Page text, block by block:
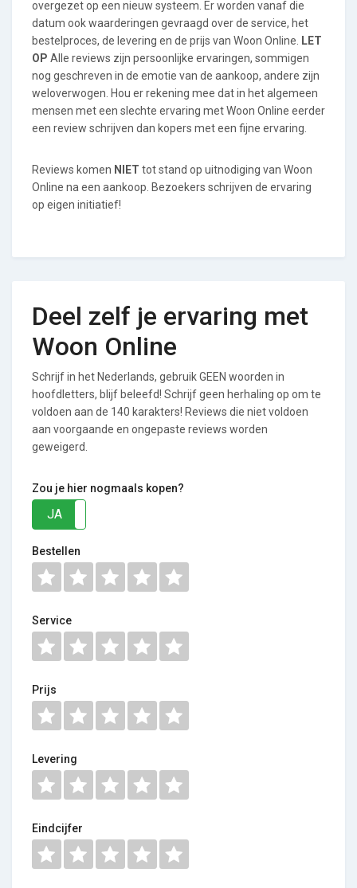
overgezet op een nieuw systeem. Er worden vanaf die
datum ook waarderingen gevraagd over de service, het
bestelproces, de levering en de prijs van Woon Online.
LET
OP Alle reviews zijn persoonlijke ervaringen, sommigen
nog geschreven in de emotie van de aankoop, andere zijn
weloverwogen. Hou er rekening mee dat in het algemeen
mensen met een slechte ervaring met Woon Online eerder
een review schrijven dan kopers met een fijne ervaring.
Reviews komen NIET tot stand op uitnodiging van Woon
Online na een aankoop. Bezoekers schrijven de ervaring
op eigen initiatief!
Deel zelf je ervaring met
Woon Online
Schrijf in het Nederlands, gebruik GEEN woorden in
hoofdletters, blijf beleefd! Schrijf geen herhaling op om te
voldoen aan de 140 karakters! Reviews die niet voldoen
aan voorgaande en ongepaste reviews worden
geweigerd.
Zou je hier nogmaals kopen?
JA
Bestellen
Service
Prijs
Levering
Eindcijfer